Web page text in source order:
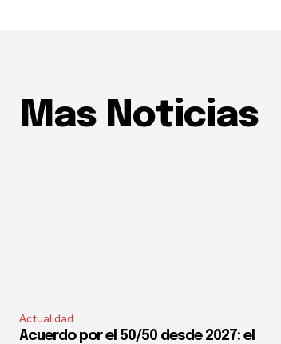
Mas Noticias
Actualidad
Acuerdo por el 50/50 desde 2027: el